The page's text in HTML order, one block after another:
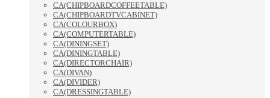
CA(CHIPBOARDCOFFEETABLE)
CA(CHIPBOARDTVCABINET)
CA(COLOURBOX)
CA(COMPUTERTABLE)
CA(DININGSET)
CA(DININGTABLE)
CA(DIRECTORCHAIR)
CA(DIVAN)
CA(DIVIDER)
CA(DRESSINGTABLE)